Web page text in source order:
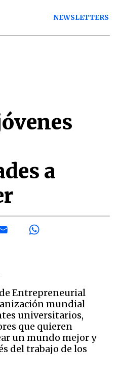
NEWSLETTERS
a
Entrepreneurial
mundial
universitarios,
que quieren
un mundo mejor y
del trabajo de los